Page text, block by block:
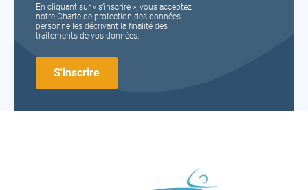
En cliquant sur « s’inscrire », vous acceptez
notre Charte de protection des données
personnelles décrivant la finalité des
traitements de vos données.